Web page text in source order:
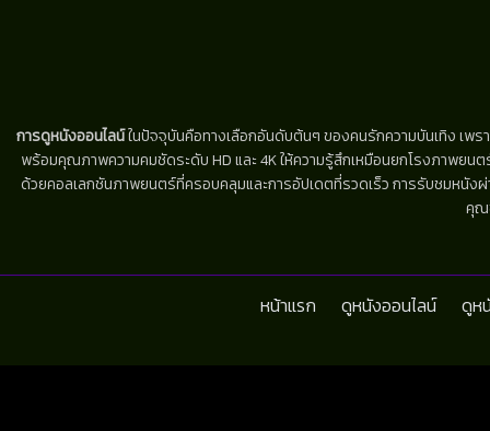
การดูหนังออนไลน์ในปัจจุบันคือทางเลือกอันดับต้นๆ ของคนรักความบันเทิง เพร
พร้อมคุณภาพความคมชัดระดับ HD และ 4K ให้ความรู้สึกเหมือนยกโรงภาพยน
ด้วยคอลเลกชันภาพยนตร์ที่ครอบคลุมและการอัปเดตที่รวดเร็ว การรับชมหนัง
คุณ
หน้าแรก ดูหนังออนไลน์ ดูห